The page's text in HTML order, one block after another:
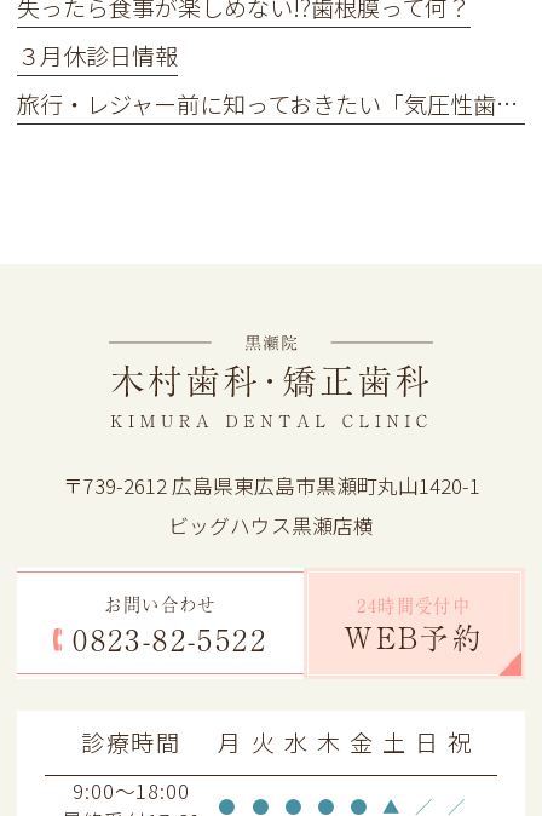
失ったら食事が楽しめない!?歯根膜って何？
３月休診日情報
旅行・レジャー前に知っておきたい「気圧性歯痛」とは
〒739-2612 広島県東広島市黒瀬町丸山1420-1
ビッグハウス黒瀬店横
お問い合わせ
0823-82-5522
24時間受付中
WEB予約
診療時間 月 火 水 木 金 土 日 祝
9:00～18:00
● ● ● ● ● ▲ ／ ／